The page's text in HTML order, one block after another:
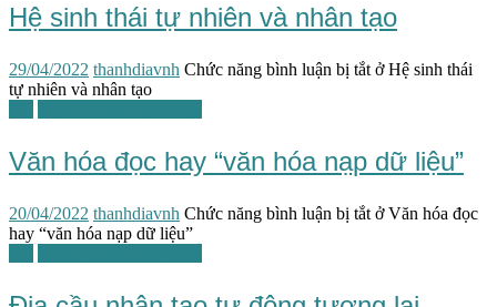
Hệ sinh thái tự nhiên và nhân tạo
29/04/2022 thanhdiavnh Chức năng bình luận bị tắt ở Hệ sinh thái
tự nhiên và nhân tạo
Văn hóa đọc hay “văn hóa nạp dữ liệu”
20/04/2022 thanhdiavnh Chức năng bình luận bị tắt ở Văn hóa đọc
hay “văn hóa nạp dữ liệu”